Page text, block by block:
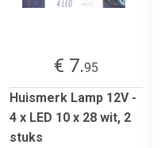
€ 7.95
Huismerk Lamp 12V -
4 x LED 10 x 28 wit, 2
stuks